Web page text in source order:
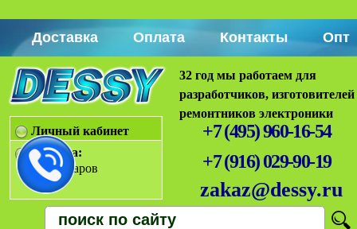
Доставка Оплата Контакты Опт
32 год мы работаем для
разработчиков,
ремонтников электроники
+7 (495) 960-16-54
+7 (916) 029-90-19
zakaz@dessy.ru
Личный кабинет
Корзина:
Нет товаров